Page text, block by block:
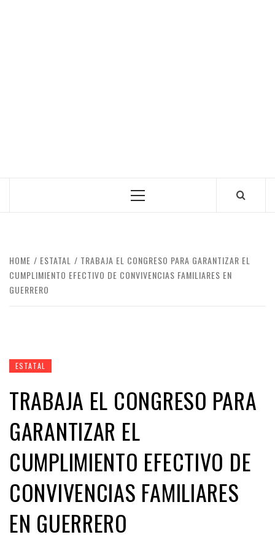
Primary
HOME ESTATAL
TRABAJA EL CONGRESO PARA GARANTIZAR EL
CUMPLIMIENTO EFECTIVO DE CONVIVENCIAS FAMILIARES EN
GUERRERO
ESTATAL
TRABAJA EL CONGRESO PARA
GARANTIZAR EL
CUMPLIMIENTO EFECTIVO DE
CONVIVENCIAS FAMILIARES
EN GUERRERO